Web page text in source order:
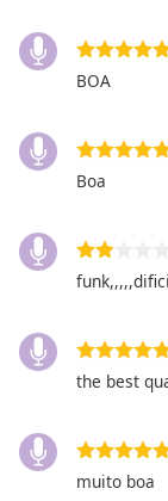
Reset
Modal
Dialog
End
dialog
window.
BOA
Boa
the best
muito boa